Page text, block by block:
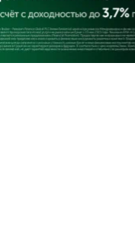
39
5
🇺🇸🇯🇵 США и
провели